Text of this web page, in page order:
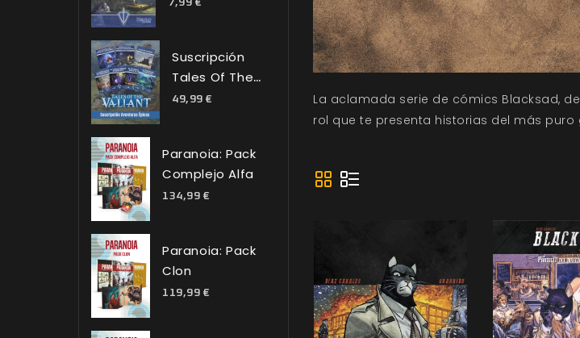
7,99 €
Suscripción
Tales Of The
Valiant:
49,99 €
Paranoia: Pack
Complejo Alfa
134,99 €
Paranoia: Pack
Clon
119,99 €
La aclamada serie de cómics Blacksad,
rol que te presenta historias del más